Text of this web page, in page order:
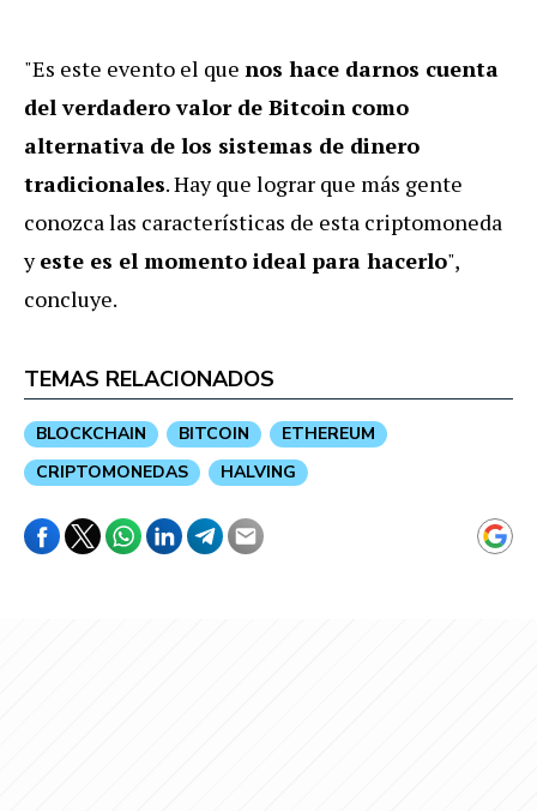
"Es este evento el que nos hace darnos cuenta
del verdadero valor de Bitcoin como
alternativa de los sistemas de dinero
tradicionales. Hay que lograr que más gente
conozca las características de esta criptomoneda
yeste es el momento ideal para hacerlo",
concluye.
TEMAS RELACIONADOS
BLOCKCHAIN BITCOIN
ETHEREUM
CRIPTOMONEDAS
HALVING